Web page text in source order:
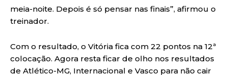
meia-noite. Depois é só pensar nas finais”, afirmou o
treinador.
Com o resultado, o Vitória fica com 22 pontos na 12ª
colocação. Agora resta ficar de olho nos resultados
de Atlético-MG, Internacional e Vasco para não cair